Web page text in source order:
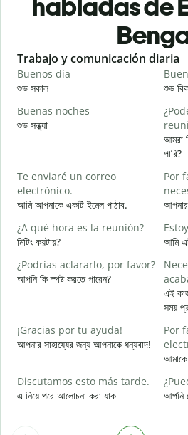
habladas de
Slide 1 of 6
Trabajo y comunicación diaria
Buenos día
শুভ সকাল
শুভ
Buenas noches
শুভ সন্ধ্যা
আমরা
পারি?
Te enviaré un correo
electrónico.
আমি আপনাকে একটি ইমেল পাঠাব.
Por
¿A qué hora es la reunión?
মিটিং কয়টায়?
আমি
¿Podrías aclararlo, por favor?
আপনি কি স্পষ্ট করতে পারেন?
এই
সময়
¡Gracias por tu ayuda!
আপনার সাহায্যের জন্য আপনাকে ধন্যবাদ!
Por
Discutamos esto más tarde.
এ নিয়ে পরে আলোচনা করা যাক
আপনি